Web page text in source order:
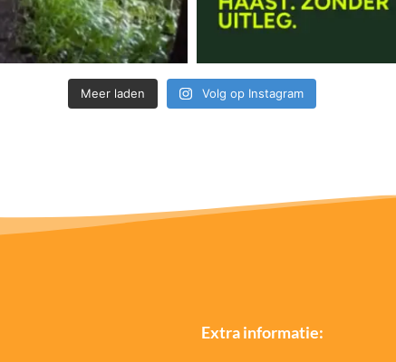
Meer laden Volg op Instagram
Extra informatie: